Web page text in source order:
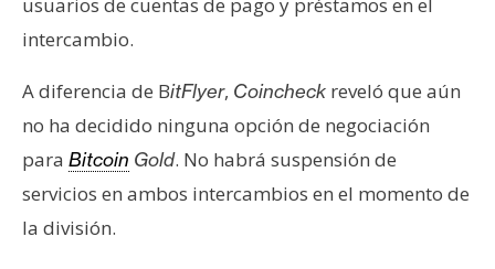
usuarios de cuentas de pago y préstamos en el
intercambio.
A diferencia de BitFlyer, Coincheck reveló que aún
no ha decidido ninguna opción de negociación
para Bitcoin Gold. No habrá suspensión de
servicios en ambos intercambios en el momento de
la división.